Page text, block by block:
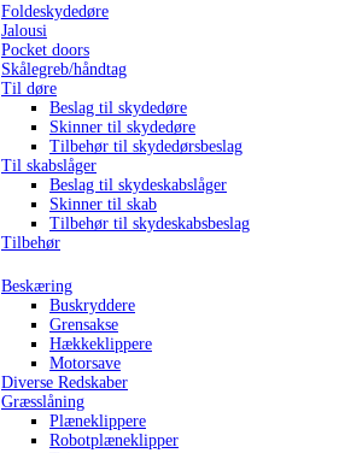
Foldeskydedøre
Jalousi
Pocket doors
Skålegreb/håndtag
Til døre
Beslag til skydedøre
Skinner til skydedøre
Tilbehør til skydedørsbeslag
Til skabslåger
Beslag til skydeskabslåger
Skinner til skab
Tilbehør til skydeskabsbeslag
Tilbehør
Beskæring
Buskryddere
Grensakse
Hækkeklippere
Motorsave
Diverse Redskaber
Græsslåning
Plæneklippere
Robotplæneklipper